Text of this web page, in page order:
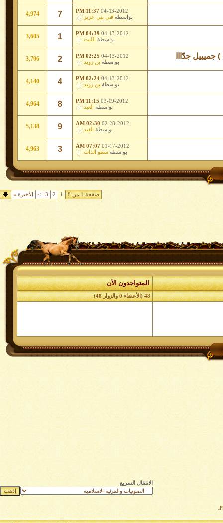
04-13-2012
11:37 PM
بواسطة فتى بني عزيز 7
4,974
04-13-2012
04:39 PM
بواسطة الليث 1
3,605
جدّااا 04-13-2012
02:25 PM
بواسطة بن زويد 2
3,706
04-13-2012
02:24 PM
بواسطة بن زويد 4
4,140
03-09-2012
11:15 PM
بواسطة الغيد 8
4,964
02-28-2012
02:30 AM
بواسطة الغيد 9
5,138
01-17-2012
07:07 AM
بواسطة سمو الذات 3
4,963
صفحة 1 من 8 1
2
3
> الأخيرة »
المتواجدون الآن
48 (الأعضاء 0 والزوار 48)
الانتقال السريع